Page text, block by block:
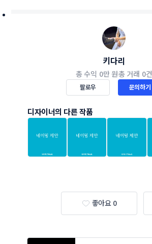
키다리
총 수익 0만 원총 거래 0건
팔로우 문의하기
디자이너의 다른 작품
좋아요 0